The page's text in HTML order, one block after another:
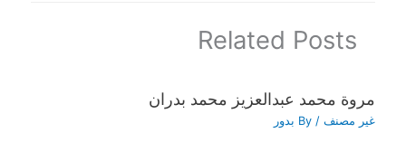
Related Posts
مروة محمد عبدالعزيز محمد بدران
غير مصنف / By بدور